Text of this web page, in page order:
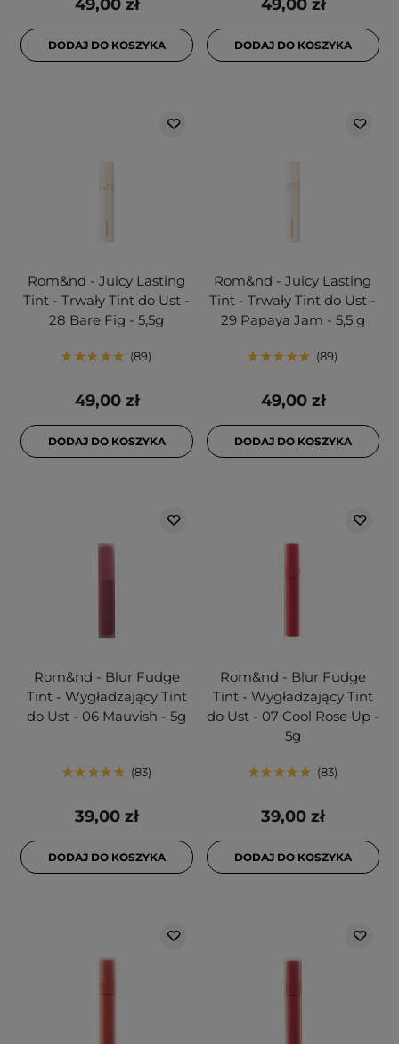
49,00 zł
DODAJ DO KOSZYKA
49,00 zł
DODAJ DO KOSZYKA
Rom&nd - Juicy Lasting
Tint - Trwały Tint do Ust -
28 Bare Fig - 5,5g
89
49,00 zł
DODAJ DO KOSZYKA
Rom&nd - Juicy Lasting
Tint - Trwały Tint do Ust -
29 Papaya Jam - 5,5 g
89
49,00 zł
DODAJ DO KOSZYKA
Rom&nd - Blur Fudge
Tint - Wygładzający Tint
do Ust - 06 Mauvish - 5g
83
39,00 zł
DODAJ DO KOSZYKA
Rom&nd - Blur Fudge
Tint - Wygładzający Tint
do Ust - 07 Cool Rose Up -
5g
83
39,00 zł
DODAJ DO KOSZYKA